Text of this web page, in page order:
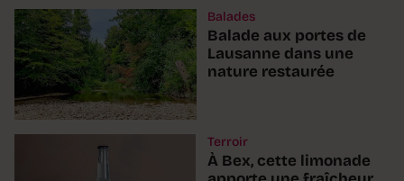
Balades
Balade aux portes de
Lausanne dans une
nature restaurée
Terroir
À Bex, cette limonade